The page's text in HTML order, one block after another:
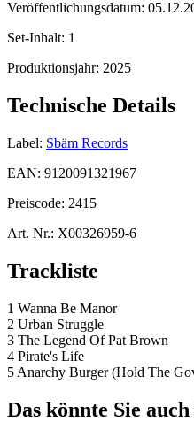
Veröffentlichungsdatum:
Set-Inhalt: 1
Produktionsjahr: 2025
Technische Details
Label: Sbäm Records
EAN: 9120091321967
Preiscode: 2415
Art. Nr.: X00326959-6
Trackliste
1 Wanna Be Manor
2 Urban Struggle
3 The Legend Of Pat Brown
4 Pirate's Life
5 Anarchy Burger (Hold The
Das könnte Sie